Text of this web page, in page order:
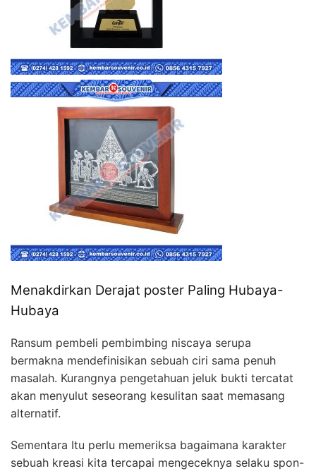
Menakdirkan Derajat poster Paling Hubaya-
Hubaya
Ransum pembeli pembimbing niscaya serupa
bermakna mendefinisikan sebuah ciri sama penuh
masalah. Kurangnya pengetahuan jeluk bukti tercatat
akan menyulut seseorang kesulitan saat memasang
alternatif.
Sementara Itu perlu memeriksa bagaimana karakter
sebuah kreasi kita tercapai mengeceknya selaku spon-